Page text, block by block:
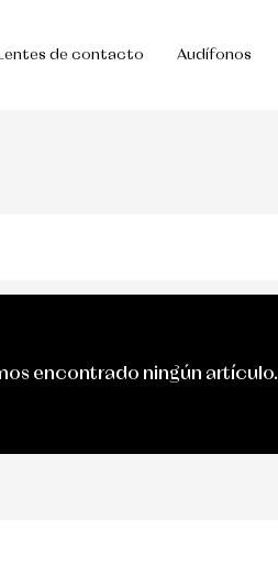
Lentes de contacto Audífonos
encontrado ningún artículo.